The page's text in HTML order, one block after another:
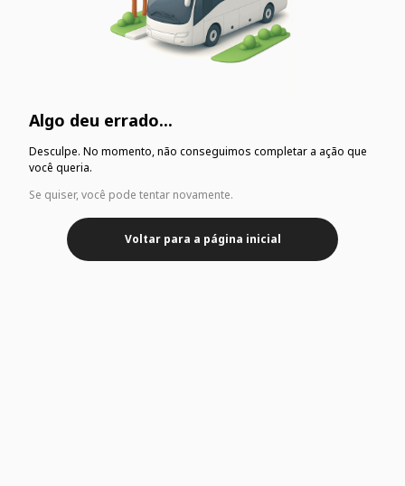
Algo deu errado...
Desculpe. No momento, não conseguimos completar a ação que
você queria.
Se quiser, você pode tentar novamente.
Voltar para a página inicial